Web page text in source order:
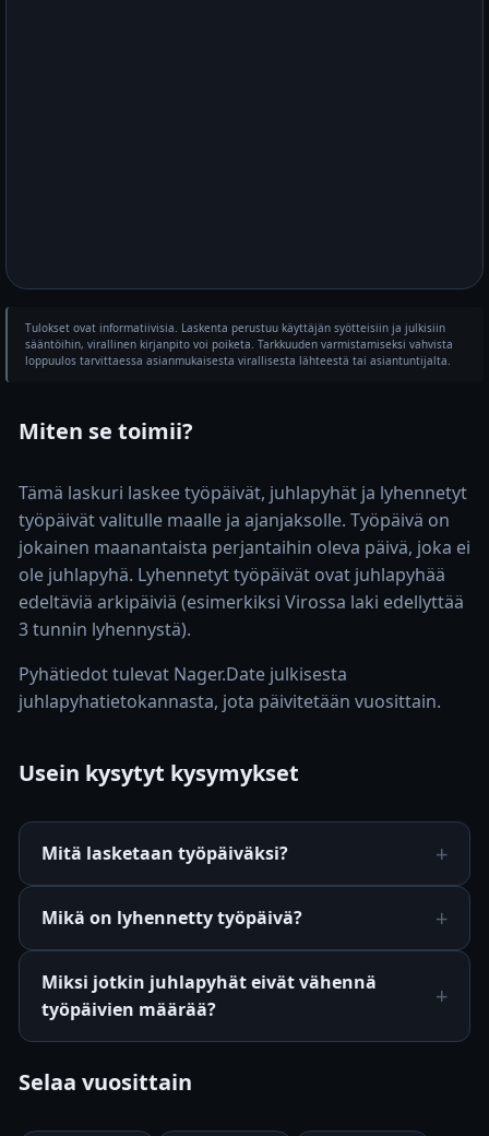
Tulokset ovat informatiivisia. Laskenta perustuu käyttäjän syötteisiin ja julkisiin
sääntöihin, virallinen kirjanpito voi poiketa. Tarkkuuden varmistamiseksi vahvista
loppuulos tarvittaessa asianmukaisesta virallisesta lähteestä tai asiantuntijalta.
Miten se toimii?
Tämä laskuri laskee työpäivät, juhlapyhät ja lyhennetyt
työpäivät valitulle maalle ja ajanjaksolle. Työpäivä on
jokainen maanantaista perjantaihin oleva päivä, joka ei
ole juhlapyhä. Lyhennetyt työpäivät ovat juhlapyhää
edeltäviä arkipäiviä (esimerkiksi Virossa laki edellyttää
3 tunnin lyhennystä).
Pyhätiedot tulevat Nager.Date julkisesta
juhlapyhatietokannasta, jota päivitetään vuosittain.
Usein kysytyt kysymykset
Mitä lasketaan työpäiväksi?
Mikä on lyhennetty työpäivä?
Miksi jotkin juhlapyhät eivät vähennä
työpäivien määrää?
Selaa vuosittain